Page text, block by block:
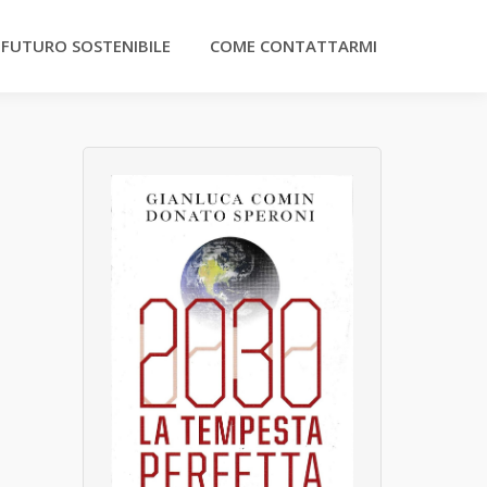
SOSTENIBILE COME CONTATTARMI